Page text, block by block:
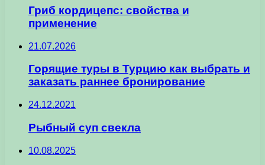
Гриб кордицепс: свойства и
применение
21.07.2026
Горящие туры в Турцию как выбрать и
заказать раннее бронирование
24.12.2021
Рыбный суп свекла
10.08.2025